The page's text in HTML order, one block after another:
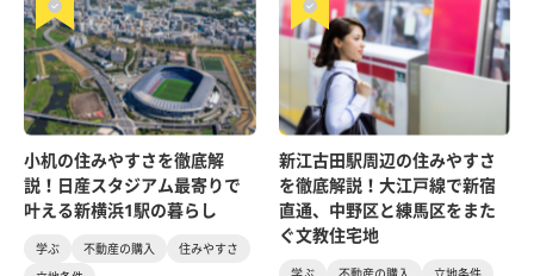
小机の住みやすさを徹底解
説！日産スタジアム最寄りで
叶える新横浜1駅の暮らし
学ぶ 不動産の購入
住みやすさ
新江古田駅周辺の住みやすさ
を徹底解説！大江戸線で新宿
直通、中野区と練馬区をまた
ぐ文教住宅地